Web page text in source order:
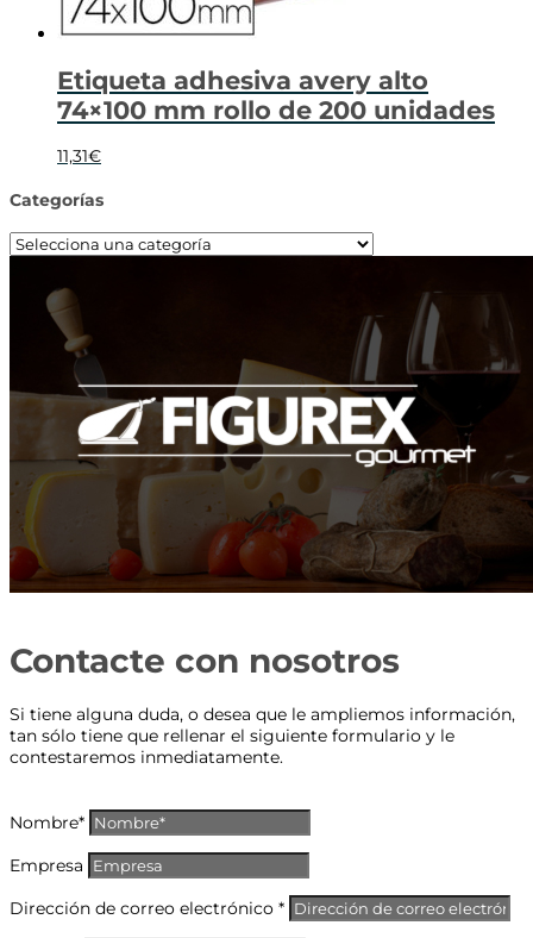
Etiqueta adhesiva avery alto
74×100 mm rollo de 200 unidades
11,31€
Categorías
Contacte con nosotros
Si tiene alguna duda, o desea que le ampliemos información,
tan sólo tiene que rellenar el siguiente formulario y le
contestaremos inmediatamente.
Nombre*
Empresa
Dirección de correo electrónico *